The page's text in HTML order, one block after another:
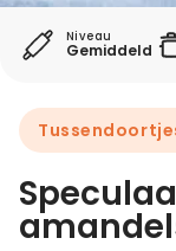
Niveau
Gemiddeld